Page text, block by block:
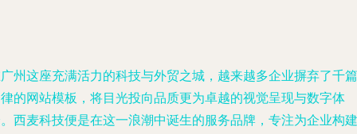
州这座充满活力的科技与外贸之城，越来越多企业摒弃了千篇
的网站模板，将目光投向品质更为卓越的视觉呈现与数字体
西麦科技便是在这一浪潮中诞生的服务品牌，专注为企业构建